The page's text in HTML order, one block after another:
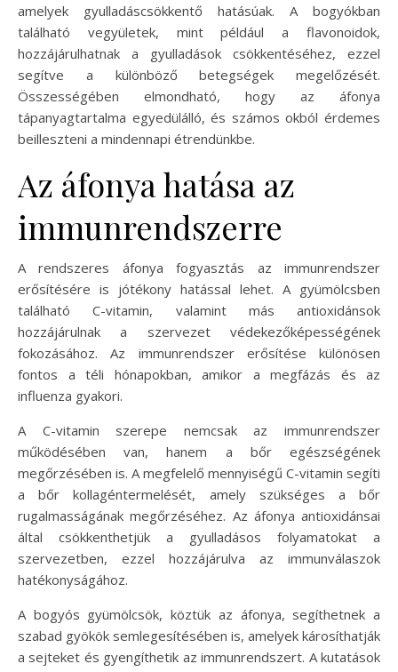
amelyek gyulladáscsökkentő hatásúak. A bogyókban
található vegyületek, mint például a flavonoidok,
hozzájárulhatnak a gyulladások csökkentéséhez, ezzel
segítve a különböző betegségek megelőzését.
Összességében elmondható, hogy az áfonya
tápanyagtartalma egyedülálló, és számos okból érdemes
beilleszteni a mindennapi étrendünkbe.
Az áfonya hatása az
immunrendszerre
A rendszeres áfonya fogyasztás az immunrendszer
erősítésére is jótékony hatással lehet. A gyümölcsben
található C-vitamin, valamint más antioxidánsok
hozzájárulnak a szervezet védekezőképességének
fokozásához. Az immunrendszer erősítése különösen
fontos a téli hónapokban, amikor a megfázás és az
influenza gyakori.
A C-vitamin szerepe nemcsak az immunrendszer
működésében van, hanem a bőr egészségének
megőrzésében is. A megfelelő mennyiségű C-vitamin segíti
a bőr kollagéntermelését, amely szükséges a bőr
rugalmasságának megőrzéséhez. Az áfonya antioxidánsai
által csökkenthetjük a gyulladásos folyamatokat a
szervezetben, ezzel hozzájárulva az immunválaszok
hatékonyságához.
A bogyós gyümölcsök, köztük az áfonya, segíthetnek a
szabad gyökök semlegesítésében is, amelyek károsíthatják
a sejteket és gyengíthetik az immunrendszert. A kutatások